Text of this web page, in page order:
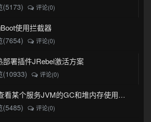
(5173) 评论(0)
使用拦截器
(7654) 评论(0)
部署插件JRebel激活方案
(10933) 评论(0)
Linux查看某个服务JVM的GC和堆内存使用情况
(5485)
评论(0)